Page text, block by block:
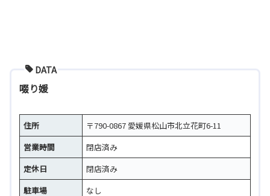
DATA
啜り媛
住所
〒790-0867 愛媛県松山市北立花町6-11
営業時間
閉店済み
定休日
閉店済み
駐車場
なし